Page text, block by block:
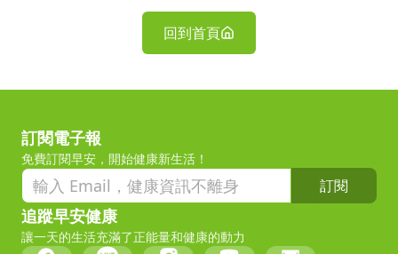
回到首頁
訂閱電子報
免費訂閱早安，開始健康新生活！
訂閱
追蹤早安健康
讓一天的生活充滿了正能量和健康的動力